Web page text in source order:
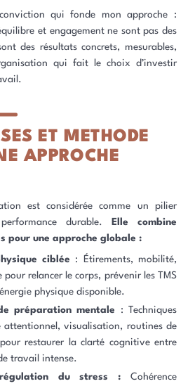
qui fonde mon approche :
et engagement ne sont pas des
des résultats concrets, mesurables,
qui fait le choix d’investir
ET METHODE
APPROCHE
est considérée comme un pilier
durable. Elle combine
pour une approche globale :
ciblée : Étirements, mobilité,
pour relancer le corps, prévenir les TMS
physique disponible.
préparation mentale : Techniques
attentionnel, visualisation, routines de
restaurer la clarté cognitive entre
travail intense.
du stress : Cohérence